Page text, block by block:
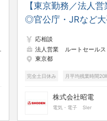
【東京勤務／法人
◎官公庁・JRなど
なめ
応相談
法人営業
ルートセール
東京都
完全土日休み 月平均残業時間20
株式会社昭電
電気・電子 SIer